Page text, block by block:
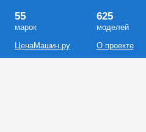
55
марок
ЦенаМашин.ру
625
моделей
О проекте